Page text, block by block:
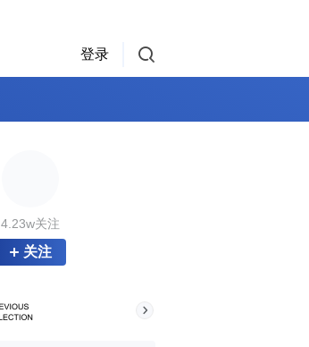
登录
4.23w关注
关注